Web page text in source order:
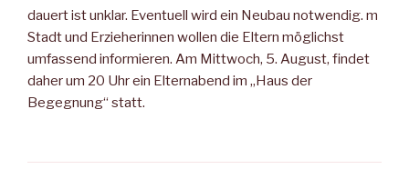
dauert ist unklar. Eventuell wird ein Neubau notwendig. m
Stadt und Erzieherinnen wollen die Eltern möglichst
umfassend informieren. Am Mittwoch, 5. August, findet
daher um 20 Uhr ein Elternabend im „Haus der
Begegnung“ statt.